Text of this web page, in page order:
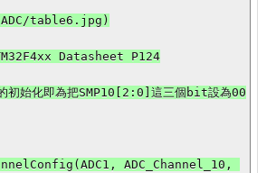
table6.jpg)
Datasheet P124
初始化即為把SMP10[2:0]這三個bit設為00
ADC_Channel_10,